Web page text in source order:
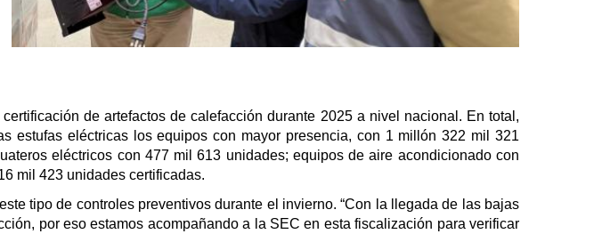
de artefactos de calefacción durante 2025 a nivel nacional. En total,
estufas eléctricas los equipos con mayor presencia, con 1 millón 322 mil 321
eléctricos con 477 mil 613 unidades; equipos de aire acondicionado con
mil 423 unidades certificadas.
tipo de controles preventivos durante el invierno. “Con la llegada de las bajas
por eso estamos acompañando a la SEC en esta fiscalización para verificar